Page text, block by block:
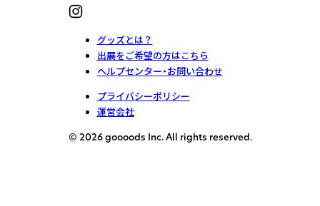
グッズとは？
出展をご希望の方はこちら
ヘルプセンター・お問い合わせ
プライバシーポリシー
運営会社
© 2026 goooods Inc. All rights reserved.